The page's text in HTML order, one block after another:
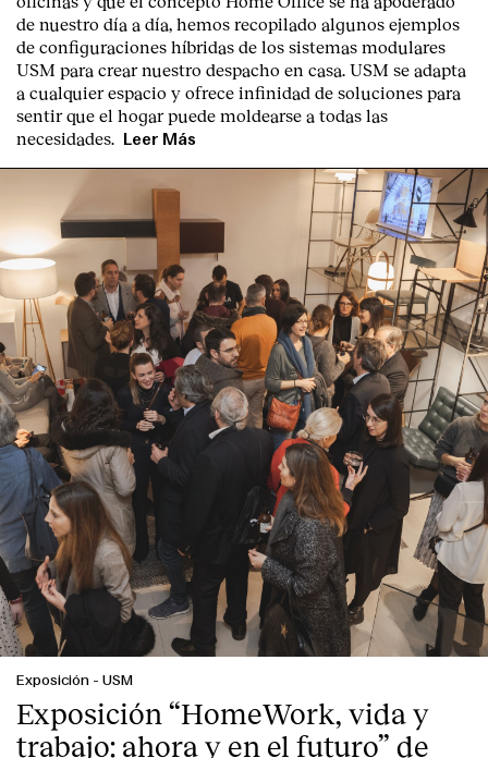
Contacto
de nuestro día a día, hemos recopilado algunos ejemplos
de configuraciones híbridas de los sistemas modulares
USM para crear nuestro despacho en casa. USM se adapta
a cualquier espacio y ofrece infinidad de soluciones para
sentir que el hogar puede moldearse a todas las
necesidades.
Leer Más
Exposición - USM
Exposición “HomeWork, vida y
trabajo: ahora y en el futuro” de